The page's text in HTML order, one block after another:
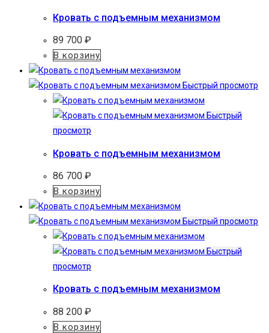
Кровать с подъемным механизмом
89 700 ₽
В корзину
Быстрый просмотр
Быстрый
просмотр
Кровать с подъемным механизмом
86 700 ₽
В корзину
Быстрый просмотр
Быстрый
просмотр
Кровать с подъемным механизмом
88 200 ₽
В корзину